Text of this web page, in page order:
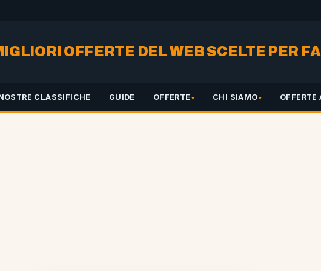
OFFERTE DEL WEB SCELTE PER
CLASSIFICHE GUIDE OFFERTE CHI SIAMO OFFERTE